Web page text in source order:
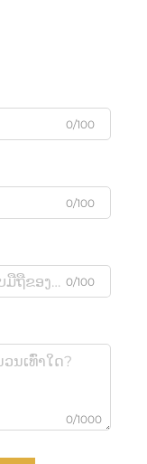
0/100
0/100
0/100
0/1000